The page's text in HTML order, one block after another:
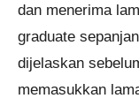
dan menerima
graduate
dijelaskan
memasukkan